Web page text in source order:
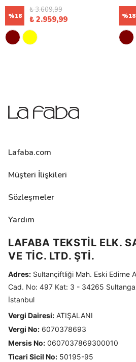
%18
₺ 3.609,99
₺ 2.959,99 %18
Lafaba.com
Müşteri İlişkileri
Sözleşmeler
Yardım
LAFABA TEKSTİL ELK.
VE TİC. LTD. ŞTİ.
Adres: Sultançiftliği Mah. Eski Edirne
Cad. No: 497 Kat: 3 - 34265
İstanbul
Vergi Dairesi: ATIŞALANI
Vergi No: 6070378693
Mersis No: 0607037869300010
Ticari Sicil No: 50195-95